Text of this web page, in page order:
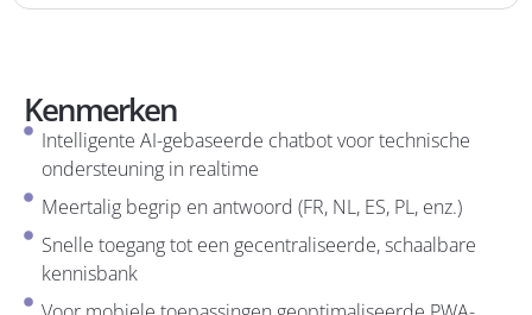
Kenmerken
Intelligente AI-gebaseerde chatbot voor technische
ondersteuning in realtime
Meertalig begrip en antwoord (FR, NL, ES, PL, enz.)
Snelle toegang tot een gecentraliseerde, schaalbare
kennisbank